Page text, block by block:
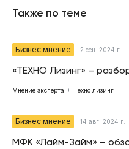
Также по теме
Бизнес мнение 2 сен. 2024 г.
«ТЕХНО Лизинг» –
Мнение эксперта Техно лизинг
Бизнес мнение 14 авг. 2024 г.
МФК «Лайм-Займ» –